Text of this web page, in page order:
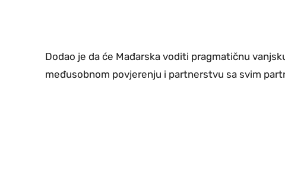
Dodao je da će Mađarska voditi pragmatičnu
međusobnom povjerenju i partnerstvu sa svim